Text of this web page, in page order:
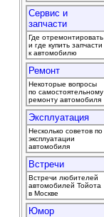
Сервис и
запчасти
Где отремонтировать
и где купить запчасти
к автомобилю
Ремонт
Некоторые вопросы
по самостоятельному
ремонту автомобиля
Эксплуатация
Несколько советов по
эксплуатации
автомобиля
Встречи
Встречи любителей
автомобилей Тойота
в Москве
Юмор